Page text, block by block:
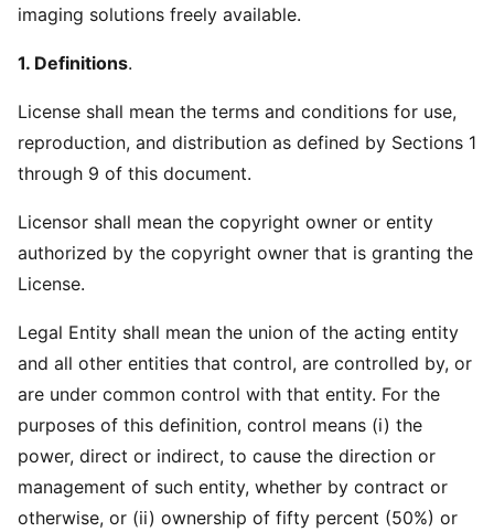
imaging solutions freely available.
1. Definitions.
License shall mean the terms and conditions for use,
reproduction, and distribution as defined by Sections 1
through 9 of this document.
Licensor shall mean the copyright owner or entity
authorized by the copyright owner that is granting the
License.
Legal Entity shall mean the union of the acting entity
and all other entities that control, are controlled by, or
are under common control with that entity. For the
purposes of this definition, control means (i) the
power, direct or indirect, to cause the direction or
management of such entity, whether by contract or
otherwise, or (ii) ownership of fifty percent (50%) or